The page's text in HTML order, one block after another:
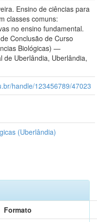
Ensino de ciências para
classes comuns:
no ensino fundamental.
Conclusão de Curso
Biológicas) —
de Uberlândia, Uberlândia,
handle/123456789/47023
(Uberlândia)
Formato